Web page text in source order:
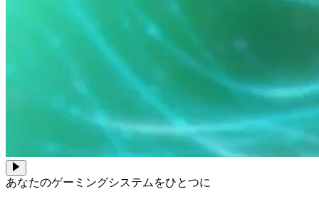
あなたのゲーミングシステムをひとつに